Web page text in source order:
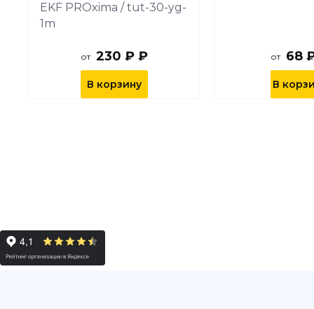
EKF PROxima / tut-30-yg-
1m
от 230 ₽ ₽
В корзину
от 68
В